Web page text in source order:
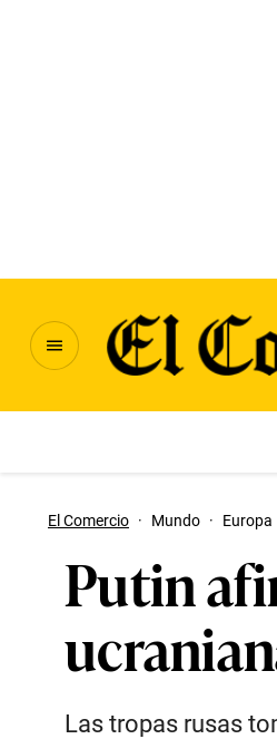
El Comercio · Mundo · Europa
Putin
Las tropas rusas